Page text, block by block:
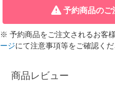
予約商品のご
※ 予約商品をご注文されるお客
ージにて注意事項等をご確認くだ
商品レビュー